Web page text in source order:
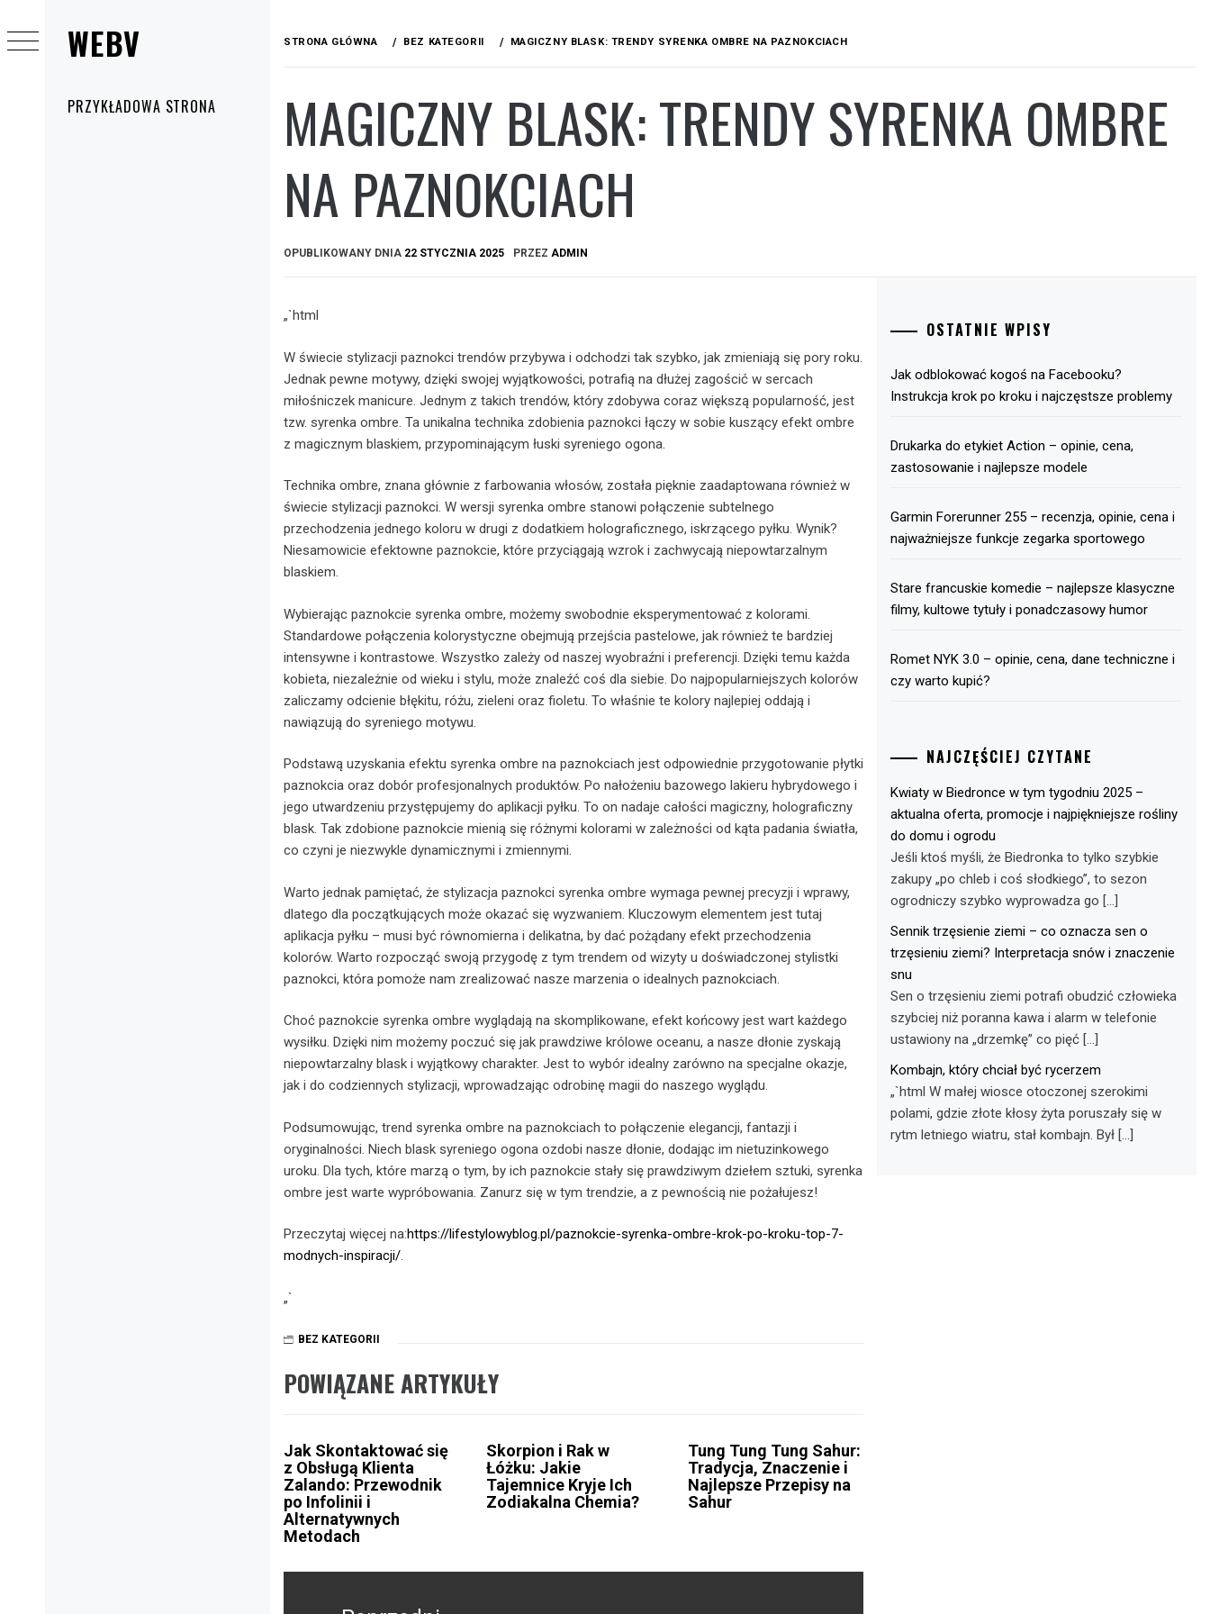
WEBV
głównePRZYKŁADOWA STRONA
do
treści
STRONA GŁÓWNA BEZ KATEGORII MAGICZNY BLASK: TRENDY SYRENKA OMBRE NA PAZNOKCIACH
MAGICZNY BLASK: TRENDY SYRENKA OMBRE
NA PAZNOKCIACH
OPUBLIKOWANY DNIA 22 STYCZNIA 2025 PRZEZ ADMIN
„`html
W świecie stylizacji paznokci trendów przybywa i odchodzi tak szybko, jak zmieniają się pory roku.
Jednak pewne motywy, dzięki swojej wyjątkowości, potrafią na dłużej zagościć w sercach
miłośniczek manicure. Jednym z takich trendów, który zdobywa coraz większą popularność, jest
tzw. syrenka ombre. Ta unikalna technika zdobienia paznokci łączy w sobie kuszący efekt ombre
z magicznym blaskiem, przypominającym łuski syreniego ogona.
Technika ombre, znana głównie z farbowania włosów, została pięknie zaadaptowana również w
świecie stylizacji paznokci. W wersji syrenka ombre stanowi połączenie subtelnego
przechodzenia jednego koloru w drugi z dodatkiem holograficznego, iskrzącego pyłku. Wynik?
Niesamowicie efektowne paznokcie, które przyciągają wzrok i zachwycają niepowtarzalnym
blaskiem.
Wybierając paznokcie syrenka ombre, możemy swobodnie eksperymentować z kolorami.
Standardowe połączenia kolorystyczne obejmują przejścia pastelowe, jak również te bardziej
intensywne i kontrastowe. Wszystko zależy od naszej wyobraźni i preferencji. Dzięki temu każda
kobieta, niezależnie od wieku i stylu, może znaleźć coś dla siebie. Do najpopularniejszych kolorów
zaliczamy odcienie błękitu, różu, zieleni oraz fioletu. To właśnie te kolory najlepiej oddają i
nawiązują do syreniego motywu.
Podstawą uzyskania efektu syrenka ombre na paznokciach jest odpowiednie przygotowanie płytki
paznokcia oraz dobór profesjonalnych produktów. Po nałożeniu bazowego lakieru hybrydowego i
jego utwardzeniu przystępujemy do aplikacji pyłku. To on nadaje całości magiczny, holograficzny
blask. Tak zdobione paznokcie mienią się różnymi kolorami w zależności od kąta padania światła,
co czyni je niezwykle dynamicznymi i zmiennymi.
Warto jednak pamiętać, że stylizacja paznokci syrenka ombre wymaga pewnej precyzji i wprawy,
dlatego dla początkujących może okazać się wyzwaniem. Kluczowym elementem jest tutaj
aplikacja pyłku – musi być równomierna i delikatna, by dać pożądany efekt przechodzenia
kolorów. Warto rozpocząć swoją przygodę z tym trendem od wizyty u doświadczonej stylistki
paznokci, która pomoże nam zrealizować nasze marzenia o idealnych paznokciach.
Choć paznokcie syrenka ombre wyglądają na skomplikowane, efekt końcowy jest wart każdego
wysiłku. Dzięki nim możemy poczuć się jak prawdziwe królowe oceanu, a nasze dłonie zyskają
niepowtarzalny blask i wyjątkowy charakter. Jest to wybór idealny zarówno na specjalne okazje,
jak i do codziennych stylizacji, wprowadzając odrobinę magii do naszego wyglądu.
Podsumowując, trend syrenka ombre na paznokciach to połączenie elegancji, fantazji i
oryginalności. Niech blask syreniego ogona ozdobi nasze dłonie, dodając im nietuzinkowego
uroku. Dla tych, które marzą o tym, by ich paznokcie stały się prawdziwym dziełem sztuki, syrenka
ombre jest warte wypróbowania. Zanurz się w tym trendzie, a z pewnością nie pożałujesz!
Przeczytaj więcej na:https://lifestylowyblog.pl/paznokcie-syrenka-ombre-krok-po-kroku-top-7-
modnych-inspiracji/.
„`
BEZ KATEGORII
POWIĄZANE ARTYKUŁY
Jak Skontaktować się
z Obsługą Klienta
Zalando: Przewodnik
po Infolinii i
Alternatywnych
Metodach
Skorpion i Rak w
Łóżku: Jakie
Tajemnice Kryje Ich
Zodiakalna Chemia?
Tung Tung Tung Sahur:
Tradycja, Znaczenie i
Najlepsze Przepisy na
Sahur
Nawigacja
OSTATNIE WPISY
Jak odblokować kogoś na Facebooku?
Instrukcja krok po kroku i najczęstsze problemy
Drukarka do etykiet Action – opinie, cena,
zastosowanie i najlepsze modele
Garmin Forerunner 255 – recenzja, opinie, cena i
najważniejsze funkcje zegarka sportowego
Stare francuskie komedie – najlepsze klasyczne
filmy, kultowe tytuły i ponadczasowy humor
Romet NYK 3.0 – opinie, cena, dane techniczne i
czy warto kupić?
NAJCZĘŚCIEJ CZYTANE
Kwiaty w Biedronce w tym tygodniu 2025 –
aktualna oferta, promocje i najpiękniejsze rośliny
do domu i ogrodu
Jeśli ktoś myśli, że Biedronka to tylko szybkie
zakupy „po chleb i coś słodkiego”, to sezon
ogrodniczy szybko wyprowadza go […]
Sennik trzęsienie ziemi – co oznacza sen o
trzęsieniu ziemi? Interpretacja snów i znaczenie
snu
Sen o trzęsieniu ziemi potrafi obudzić człowieka
szybciej niż poranna kawa i alarm w telefonie
ustawiony na „drzemkę” co pięć […]
Kombajn, który chciał być rycerzem
„`html W małej wiosce otoczonej szerokimi
polami, gdzie złote kłosy żyta poruszały się w
rytm letniego wiatru, stał kombajn. Był […]